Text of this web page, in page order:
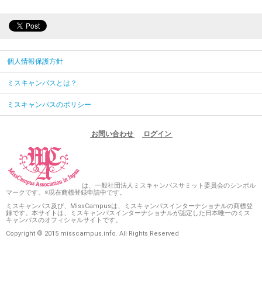
個人情報保護方針
ミスキャンパスとは？
ミスキャンパスのポリシー
お問い合わせ ログイン
は、一般社団法人ミスキャンパスサミット委員会のシンボル
マークです。※現在商標登録申請中です。
ミスキャンパス及び、MissCampusは、ミスキャンパスインターナショナルの商標登
録です。本サイトは、ミスキャンパスインターナショナルが認定した日本唯一のミス
キャンパスのオフィシャルサイトです。
Copyright © 2015 misscampus.info. All Rights Reserved